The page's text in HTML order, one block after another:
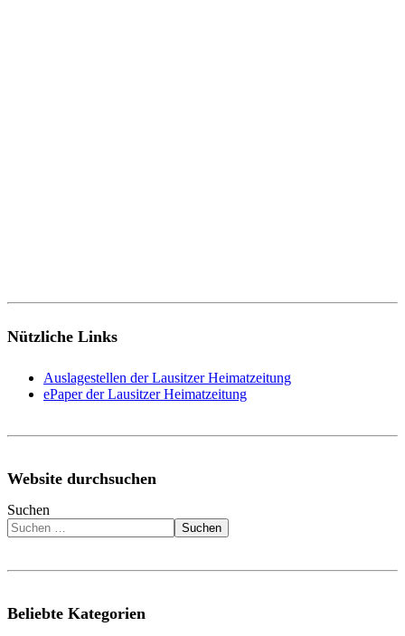
Nützliche Links
Auslagestellen der Lausitzer Heimatzeitung
ePaper der Lausitzer Heimatzeitung
Website durchsuchen
Suchen
Suchen
Beliebte Kategorien